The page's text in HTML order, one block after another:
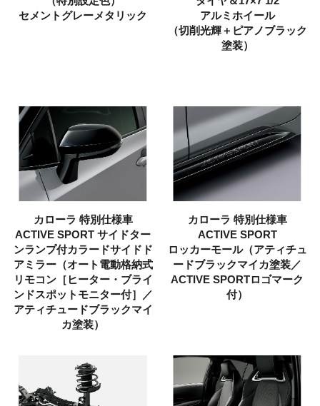
セメントグレーメタリック
アルミホイール
（切削光輝＋ピアノブラック
塗装）
カローラ 特別仕様車
ACTIVE SPORT サイドター
ンランプ付カラードサイドド
アミラー（オート電動格納式
リモコン［ヒーター・ブライ
ンドスポットモニター付］／
アティチュードブラックマイ
カ塗装）
カローラ 特別仕様車
ACTIVE SPORT
ロッカーモール（アティチュ
ードブラックマイカ塗装／
ACTIVE SPORTロゴマーク
付）